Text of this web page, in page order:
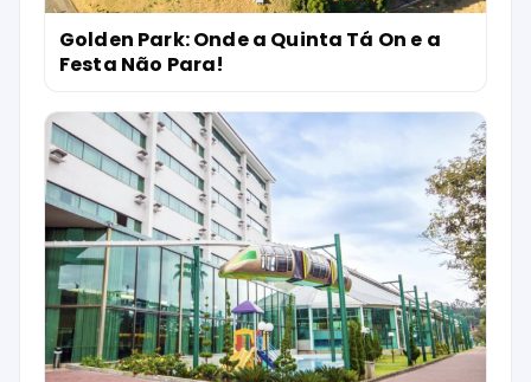
Golden Park: Onde a Quinta Tá On e a
Festa Não Para!